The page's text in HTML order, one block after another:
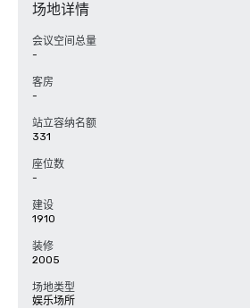
场地详情
会议空间总量
-
客房
-
站立容纳名额
331
座位数
-
建设
1910
装修
2005
场地类型
娱乐场所